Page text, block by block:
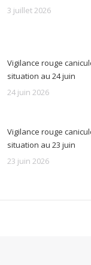
3 juillet 2026
Vigilance rouge
situation au 24 juin
24 juin 2026
Vigilance rouge
situation au 23 juin
23 juin 2026